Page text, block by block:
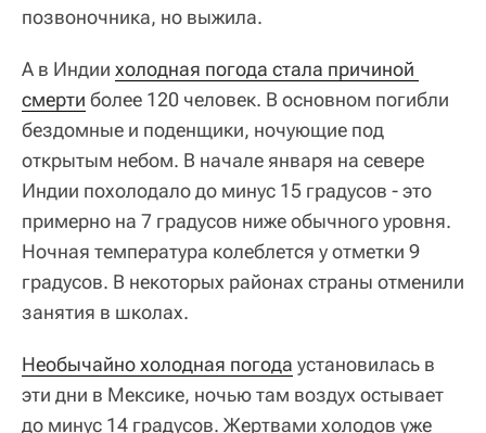
позвоночника, но выжила.
А в Индии холодная погода стала причиной
смерти более 120 человек. В основном погибли
бездомные и поденщики, ночующие под
открытым небом. В начале января на севере
Индии похолодало до минус 15 градусов - это
примерно на 7 градусов ниже обычного уровня.
Ночная температура колеблется у отметки 9
градусов. В некоторых районах страны отменили
занятия в школах.
Необычайно холодная погода установилась в
эти дни в Мексике, ночью там воздух остывает
до минус 14 градусов. Жертвами холодов уже